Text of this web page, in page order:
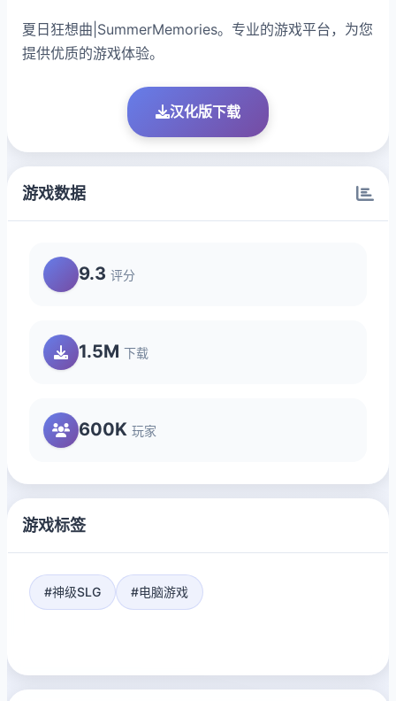
夏日狂想曲|SummerMemories。专业的游戏平台，为您
提供优质的游戏体验。
汉化版下载
游戏数据
9.3 评分
1.5M 下载
600K 玩家
游戏标签
#神级SLG #电脑游戏